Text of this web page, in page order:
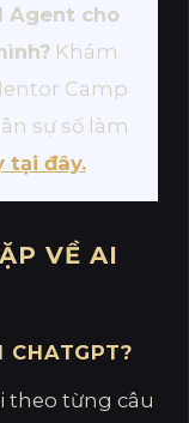
Agent cho
Khám
Camp
sự số làm
tại đây.
VỀ AI
CHATGPT?
theo từng câu